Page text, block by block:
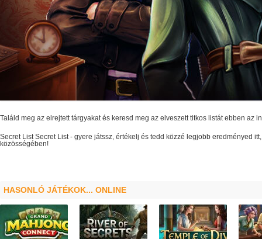
Találd meg az elrejtett tárgyakat és keresd meg az elveszett titkos listát ebben az
Secret List - gyere játssz, értékelj és tedd közzé legjobb eredményed
Secret List
közösségében!
HASONLÓ JÁTÉKOK... ONLINE